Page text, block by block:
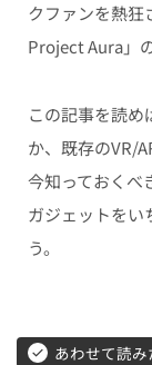
クファンを熱狂
Project Aura」
この記事を読め
か、既存のVR/
今知っておくべ
ガジェットをい
う。
あわせて読み